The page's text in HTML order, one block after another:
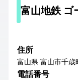
富山地鉄 ゴ
住所
富山県 富山市千歳
電話番号